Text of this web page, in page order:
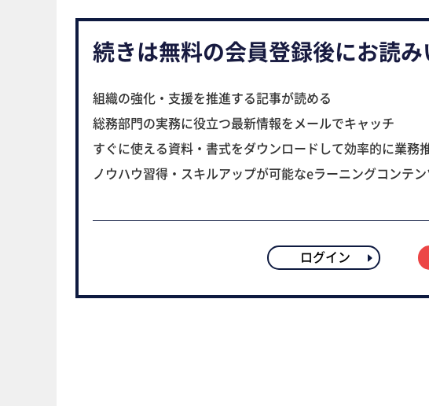
続きは無料の会員登録後にお読み
組織の強化・支援を推進する記事が読める
総務部門の実務に役立つ最新情報をメールでキャッチ
すぐに使える資料・書式をダウンロードして効率的に業務
ノウハウ習得・スキルアップが可能なeラーニングコンテ
ログイン